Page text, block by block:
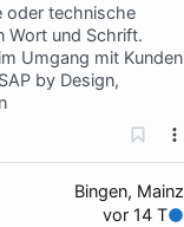
oder technische
Wort und Schrift.
Umgang mit Kunden
by Design,
Bingen, Mainz
vor 14 T